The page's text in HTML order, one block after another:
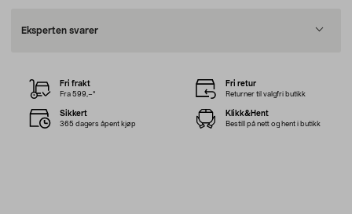
Eksperten svarer
Fri frakt
Fra 599,–*
Fri retur
Returner til valgfri butikk
Sikkert
365 dagers åpent kjøp
Klikk&Hent
Bestill på nett og hent i butikk